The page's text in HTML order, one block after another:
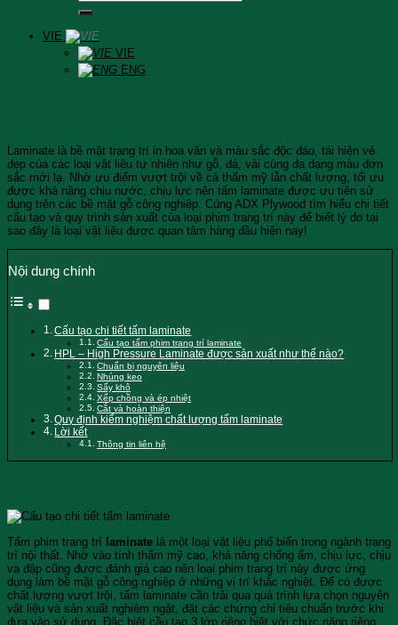
VIE
VIE
ENG
Laminate là bề mặt trang trí in hoa văn và màu sắc độc đáo, tái hiện vẻ
đẹp của các loại vật liệu tự nhiên như gỗ, đá, vải cùng đa dạng màu đơn
sắc mới lạ. Nhờ ưu điểm vượt trội về cả thẩm mỹ lẫn chất lượng, tối ưu
được khả năng chịu nước, chịu lực nên tấm laminate được ưu tiên sử
dụng trên các bề mặt gỗ công nghiệp. Cùng ADX Plywood tìm hiểu chi tiết
cấu tạo và quy trình sản xuất của loại phim trang trí này để biết lý do tại
sao đây là loại vật liệu được quan tâm hàng đầu hiện nay!
Nội dung chính
Cấu tạo chi tiết tấm laminate
Cấu tạo tấm phim trang trí laminate
HPL – High Pressure Laminate được sản xuất như thế nào?
Chuẩn bị nguyên liệu
Nhúng keo
Sấy khô
Xếp chồng và ép nhiệt
Cắt và hoàn thiện
Quy định kiểm nghiệm chất lượng tấm laminate
Lời kết
Thông tin liên hệ
Tấm phim trang trí laminate là một loại vật liệu phổ biến trong ngành trang
trí nội thất. Nhờ vào tính thẩm mỹ cao, khả năng chống ẩm, chịu lực, chịu
va đập cũng được đánh giá cao nên loại phim trang trí này được ứng
dụng làm bề mặt gỗ công nghiệp ở những vị trí khắc nghiệt. Để có được
chất lượng vượt trội, tấm laminate cần trải qua quá trình lựa chọn nguyên
vật liệu và sản xuất nghiêm ngặt, đặt các chứng chỉ tiêu chuẩn trước khi
đưa vào sử dụng. Đặc biệt cầu tạo 3 lớp riêng biệt với chức năng riêng